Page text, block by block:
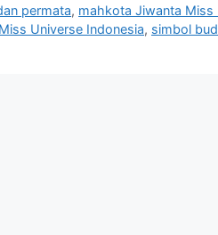
permata, mahkota Jiwanta Miss
Universe Indonesia, simbol